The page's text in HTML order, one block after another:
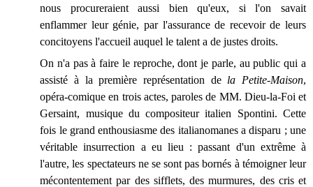
nous procureraient aussi bien qu'eux, si l'on savait
enflammer leur génie, par l'assurance de recevoir de leurs
concitoyens l'accueil auquel le talent a de justes droits.
On n'a pas à faire le reproche, dont je parle, au public qui a
assisté à la première représentation de la Petite-Maison,
opéra-comique en trois actes, paroles de MM. Dieu-la-Foi et
Gersaint, musique du compositeur italien Spontini. Cette
fois le grand enthousiasme des italianomanes a disparu ; une
véritable insurrection a eu lieu : passant d'un extrême à
l'autre, les spectateurs ne se sont pas bornés à témoigner leur
mécontentement par des sifflets, des murmures, des cris et